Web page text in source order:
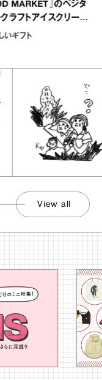
FOOD MARKET』のベジ
ブルクラフトアイスクリー
｜真野知子の「おいしいギ
おいしいギフト
View all